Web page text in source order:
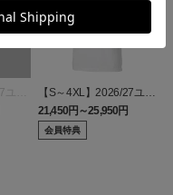
ニ
ッ
【S～4XL】2026/27ユニ
フォーム オーセンティッ
クモデル:FP2nd
21,450円～25,950円
会員特典